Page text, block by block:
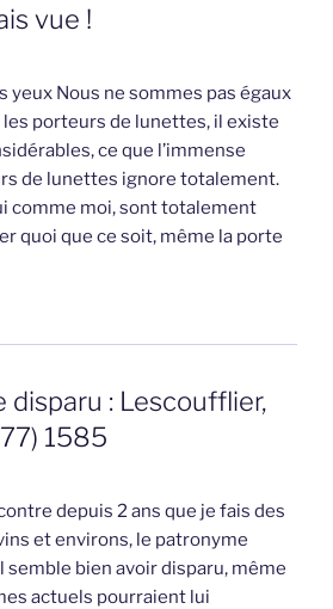
vue !
yeux Nous ne sommes pas égaux
les porteurs de lunettes, il existe
ce que l’immense
de lunettes ignore totalement.
comme moi, sont totalement
quoi que ce soit, même la porte
disparu : Lescoufflier,
1585
depuis 2 ans que je fais des
et environs, le patronyme
semble bien avoir disparu, même
actuels pourraient lui